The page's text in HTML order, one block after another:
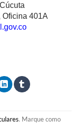
Oficina 401A
. Marque como